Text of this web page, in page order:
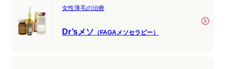
女性薄毛の治療
Dr’sメソ （FAGAメソセラピー）